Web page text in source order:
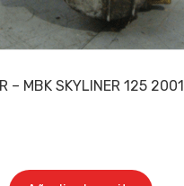
– MBK SKYLINER 125 2001